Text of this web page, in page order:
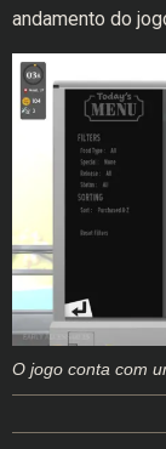
andamento do
O jogo conta com